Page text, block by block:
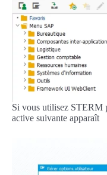
Si vous utilisez STERM
active suivante apparaît